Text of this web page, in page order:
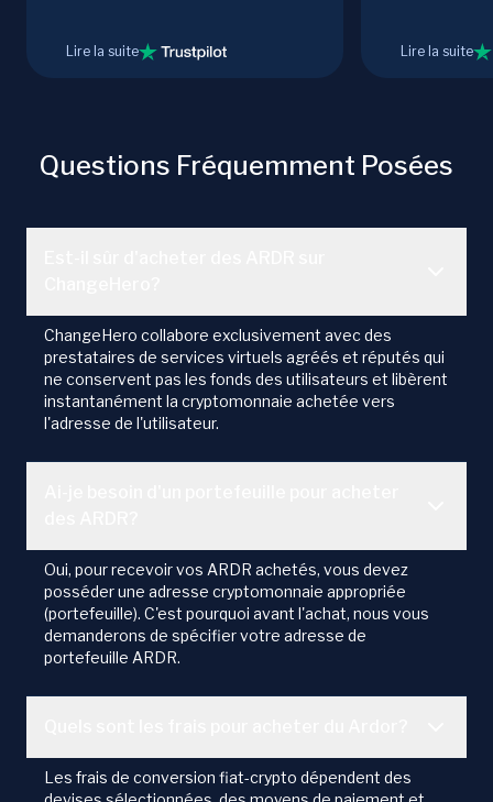
Lire la suite Lire la suite
Questions Fréquemment Posées
ChangeHero collabore exclusivement avec des
prestataires de services virtuels agréés et réputés qui
ne conservent pas les fonds des utilisateurs et libèrent
instantanément la cryptomonnaie achetée vers
l'adresse de l'utilisateur.
Oui, pour recevoir vos ARDR achetés, vous devez
posséder une adresse cryptomonnaie appropriée
(portefeuille). C'est pourquoi avant l'achat, nous vous
demanderons de spécifier votre adresse de
portefeuille ARDR.
Les frais de conversion fiat-crypto dépendent des